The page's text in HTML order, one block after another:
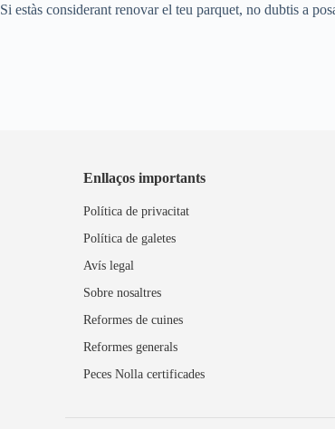
Si estàs considerant renovar el teu parquet, no dubtis a
Enllaços importants
Política de privacitat
Política de galetes
Avís legal
Sobre nosaltres
Reformes de cuines
Reformes generals
Peces Nolla certificades